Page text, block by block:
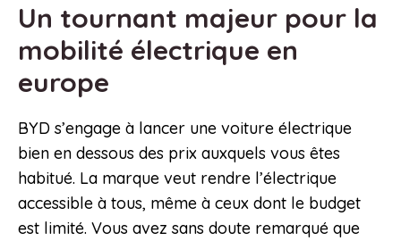
Un tournant majeur pour la
mobilité électrique en
europe
BYD s’engage à lancer une voiture électrique
bien en dessous des prix auxquels vous êtes
habitué. La marque veut rendre l’électrique
accessible à tous, même à ceux dont le budget
est limité. Vous avez sans doute remarqué que